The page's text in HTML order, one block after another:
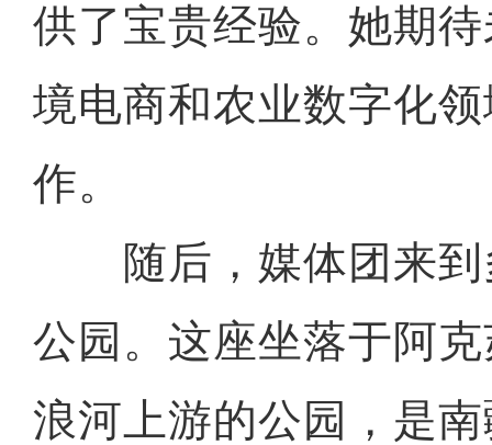
供了宝贵经验。她期
境电商和农业数字化
作。
随后，媒体团来到
公园。这座坐落于阿
浪河上游的公园，是